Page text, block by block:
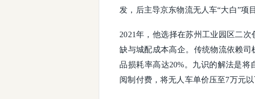
发，后主导京东物流无人车“大白”项
2021年，他选择在苏州工业园区二
缺与城配成本高企。传统物流依赖
品损耗率高达20%。九识的解法是
阅制付费，将无人车单价压至7万元以